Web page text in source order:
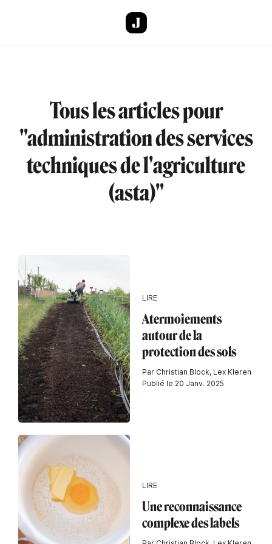
Tous les articles pour
"administration des services
techniques de l'agriculture
(asta)"
LIRE
Atermoiements
autour de la
protection des sols
Par Christian Block, Lex Kleren
Publié le 20 Janv. 2025
LIRE
Une reconnaissance
complexe des labels